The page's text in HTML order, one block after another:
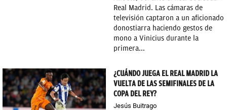
Real Madrid. Las cámaras de
televisión captaron a un aficionado
donostiarra haciendo gestos de
mono a Vinicius durante la
primera...
¿CUÁNDO JUEGA EL REAL MADRID LA
VUELTA DE LAS SEMIFINALES DE LA
COPA DEL REY?
Jesús Buitrago